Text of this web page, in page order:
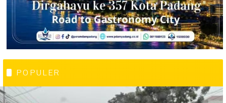
POPULER